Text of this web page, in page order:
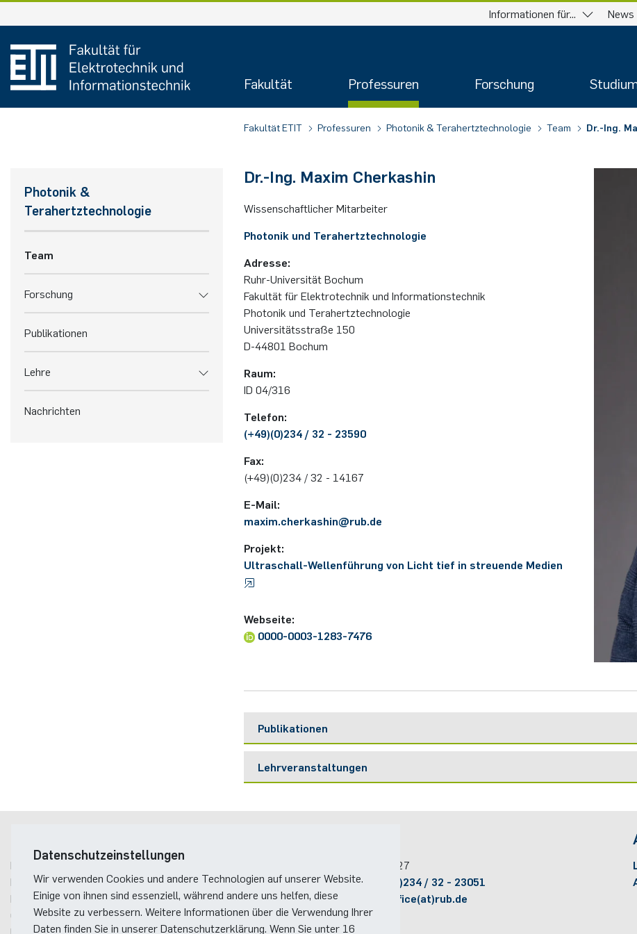
Inhalt
springen
Informationen für... News
Fakultät Professuren Forschung
Fakultät ETIT Professuren Photonik & Terahertztechnologie Team Dr.-Ing.
Photonik &
Terahertztechnologie
Team
Forschung
Publikationen
Lehre
Nachrichten
Dr.-Ing. Maxim Cherkashin
Wis­sen­schaft­li­cher Mit­ar­bei­ter
Photonik und Terahertztechnologie
Adresse:
Ruhr-Universität Bochum
Fakultät für Elektrotechnik und Informationstechnik
Pho­to­nik und Tera­hert­z­tech­no­lo­gie
Universitätsstraße 150
D-44801 Bochum
Raum:
ID 04/316
Telefon:
(+49)(0)234 / 32 - 23590
Fax:
(+49)(0)234 / 32 - 14167
E-Mail:
maxim.​cherkashin@​rub.​de
Projekt:
Ultraschall-Wellenführung von Licht tief in streuende Medien
Webseite:
0000-0003-1283-7476
Publikationen
Lehrveranstaltungen
Ruhr-Universität Bochum
Fakultät für Elektrotechnik und Informationstechnik
Photonik & Terahertztechnologie
Gebäude ID, Postfach16
Universitätsstraße 150
ID 04/327
Telefon:
(+49)(0)234 / 32 - 23051
E-Mail:
ptt+office(at)rub.de
Datenschutzeinstellungen
Wir verwenden Cookies und andere Technologien auf unserer Website.
Einige von ihnen sind essenziell, während andere uns helfen, diese
Website zu verbessern. Weitere Informationen über die Verwendung Ihrer
Daten finden Sie in unserer Datenschutzerklärung. Wenn Sie unter 16